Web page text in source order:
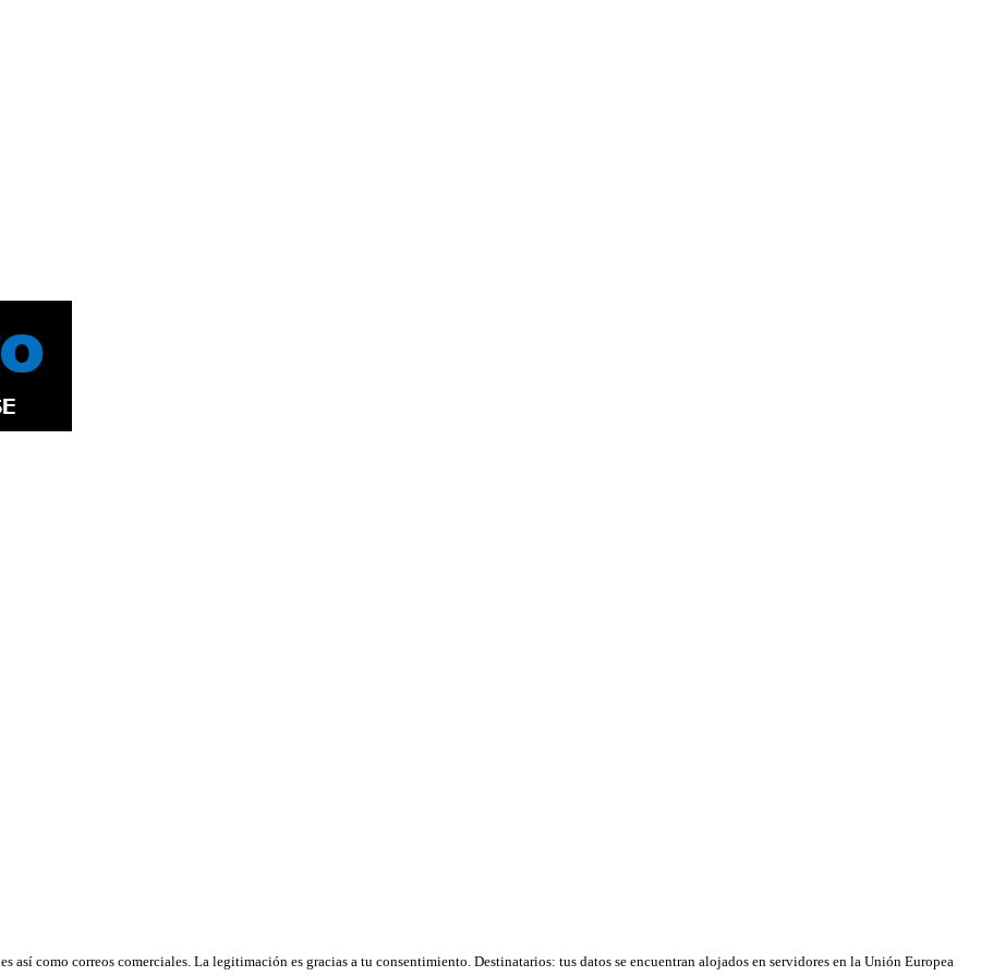
como correos comerciales. La legitimación es gracias a tu consentimiento. Destinatarios: tus datos se encuentran alojados en servidores en la Unión Europea